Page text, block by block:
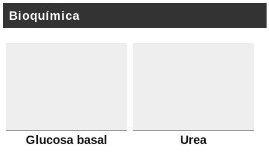
Bioquímica
Glucosa basal Urea